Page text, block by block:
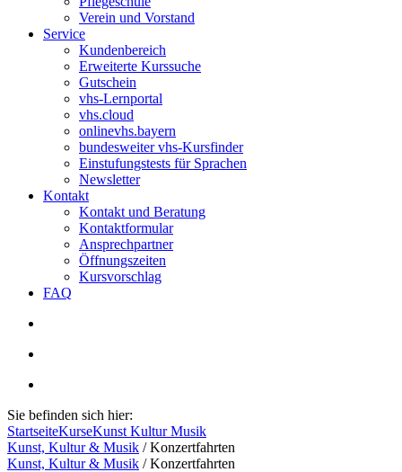
Verein und Vorstand
Service
Kundenbereich
Erweiterte Kurssuche
Gutschein
vhs-Lernportal
vhs.cloud
onlinevhs.bayern
bundesweiter vhs-Kursfinder
Einstufungstests für Sprachen
Newsletter
Kontakt
Kontakt und Beratung
Kontaktformular
Ansprechpartner
Öffnungszeiten
Kursvorschlag
FAQ
Sie befinden sich hier:
StartseiteKurseKunst Kultur Musik
Kunst, Kultur & Musik /Konzertfahrten
Kunst, Kultur & Musik /Konzertfahrten